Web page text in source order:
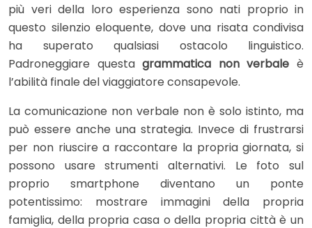
più veri della loro esperienza sono nati proprio in
questo silenzio eloquente, dove una risata condivisa
ha superato qualsiasi ostacolo linguistico.
Padroneggiare questagrammatica non verbale è
l’abilità finale del viaggiatore consapevole.
La comunicazione non verbale non è solo istinto, ma
può essere anche una strategia. Invece di frustrarsi
per non riuscire a raccontare la propria giornata, si
possono usare strumenti alternativi. Le foto sul
proprio smartphone diventano un ponte
potentissimo: mostrare immagini della propria
famiglia, della propria casa o della propria città è un